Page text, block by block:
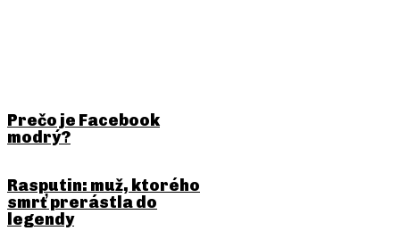
Prečo je Facebook
modrý?
Rasputin: muž, ktorého
smrť prerástla do
legendy